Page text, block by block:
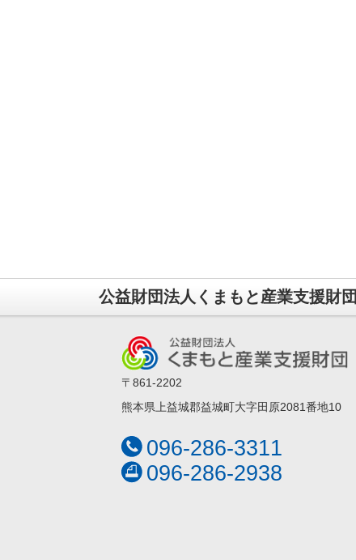
公益財団法人くまもと産業支援財団
〒861-2202
熊本県上益城郡益城町大字田原2081番地10
096-286-3311
096-286-2938